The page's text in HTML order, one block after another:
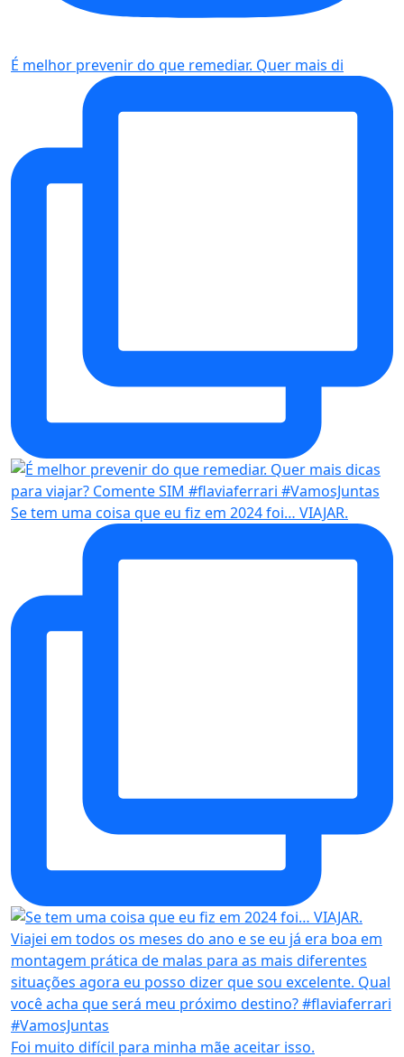
É melhor prevenir do que remediar. Quer mais di
Se tem uma coisa que eu fiz em 2024 foi… VIAJAR.
Foi muito difícil para minha mãe aceitar isso.